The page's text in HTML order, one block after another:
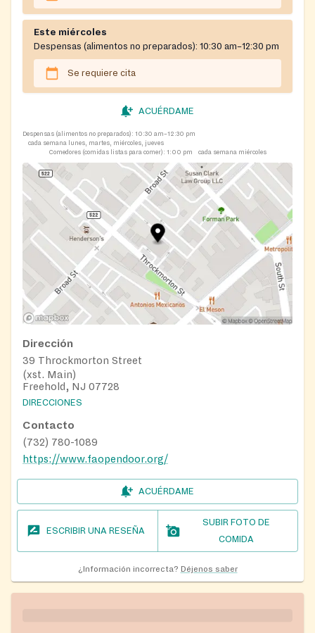
Este miércoles
Despensas (alimentos no preparados): 10:30 am–12:30 pm
Se requiere cita
ACUÉRDAME
Despensas (alimentos no preparados): 10:30 am–12:30 pm
cada semana lunes, martes, miércoles, jueves
Comedores (comidas listas para comer): 1:00 pm cada semana miércoles
Dirección
39 Throckmorton Street
(xst. Main)
Freehold, NJ 07728
DIRECCIONES
Contacto
(732) 780-1089
https://www.faopendoor.org/
ACUÉRDAME
ESCRIBIR UNA RESEÑA
SUBIR FOTO DE
COMIDA
¿Información incorrecta? Déjenos saber